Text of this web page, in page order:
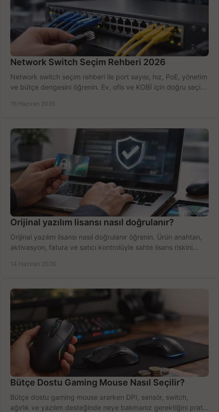
Network Switch Seçim Rehberi 2026
Network switch seçim rehberi ile port sayısı, hız, PoE, yönetim
ve bütçe dengesini öğrenin. Ev, ofis ve KOBİ için doğru seçimi
16 Haziran 2026
Orijinal yazılım lisansı nasıl doğrulanır?
Orijinal yazılım lisansı nasıl doğrulanır öğrenin. Ürün anahtarı,
aktivasyon, fatura ve satıcı kontrolüyle sahte lisans riskini
14 Haziran 2026
Bütçe Dostu Gaming Mouse Nasıl Seçilir?
Bütçe dostu gaming mouse ararken DPI, sensör, switch,
ağırlık ve yazılım desteğinde neye bakmanız gerektiğini pratik